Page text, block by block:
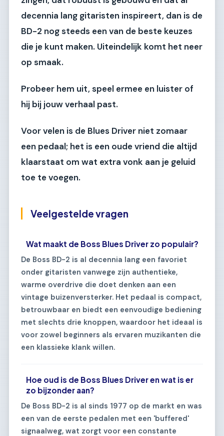
decennia lang gitaristen inspireert, dan is de
BD-2 nog steeds een van de beste keuzes
die je kunt maken. Uiteindelijk komt het neer
op smaak.
Probeer hem uit, speel ermee en luister of
hij bij jouw verhaal past.
Voor velen is de Blues Driver niet zomaar
een pedaal; het is een oude vriend die altijd
klaarstaat om wat extra vonk aan je geluid
toe te voegen.
Veelgestelde vragen
Wat maakt de Boss Blues Driver zo populair?
De Boss BD-2 is al decennia lang een favoriet
onder gitaristen vanwege zijn authentieke,
warme overdrive die doet denken aan een
vintage buizenversterker. Het pedaal is compact,
betrouwbaar en biedt een eenvoudige bediening
met slechts drie knoppen, waardoor het ideaal is
voor zowel beginners als ervaren muzikanten die
een klassieke klank willen.
Hoe oud is de Boss Blues Driver en wat is er
zo bijzonder aan?
De Boss BD-2 is al sinds 1977 op de markt en was
een van de eerste pedalen met een 'buffered'
signaalweg, wat zorgt voor een constante